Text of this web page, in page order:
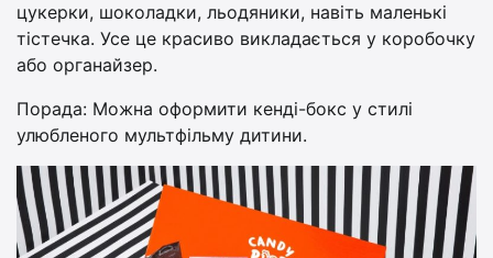
цукерки, шоколадки, льодяники, навіть маленькі
тістечка. Усе це красиво викладається у коробочку
або органайзер.
Порада: Можна оформити кенді-бокс у стилі
улюбленого мультфільму дитини.